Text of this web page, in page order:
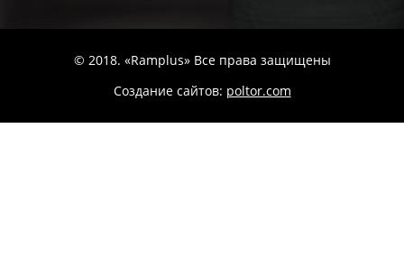
© 2018. «Ramplus» Все права защищены
Создание сайтов: poltor.com